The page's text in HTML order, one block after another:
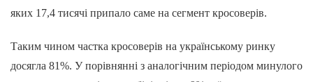
яких 17,4 тисячі припало саме на сегмент кросоверів.
Таким чином частка кросоверів на українському ринку
досягла 81%. У порівнянні з аналогічним періодом минулого